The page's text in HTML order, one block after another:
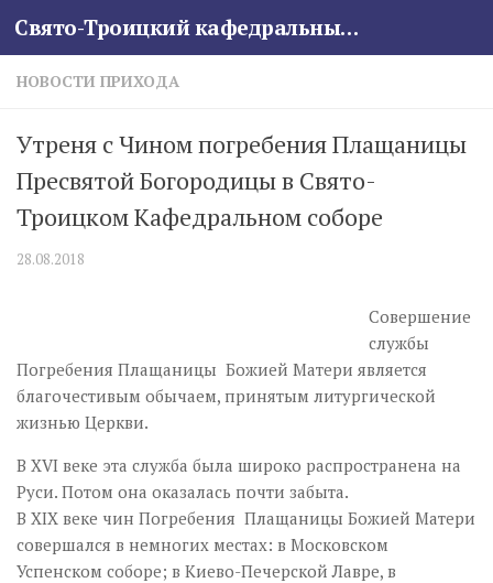
Skip to content Свято-Троицкий кафедральный собор
НОВОСТИ ПРИХОДА
Утреня с Чином погребения Плащаницы
Пресвятой Богородицы в Свято-
Троицком Кафедральном соборе
28.08.2018
Совершение
службы
Погребения Плащаницы Божией Матери является
благочестивым обычаем, принятым литургической
жизнью Церкви.
В XVI веке эта служба была широко распространена на
Руси. Потом она оказалась почти забыта.
В XIX веке чин Погребения Плащаницы Божией Матери
совершался в немногих местах: в Московском
Успенском соборе; в Киево-Печерской Лавре, в